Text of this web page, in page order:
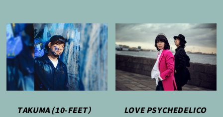
TAKUMA (10-FEET） LOVE PSYCHEDELICO